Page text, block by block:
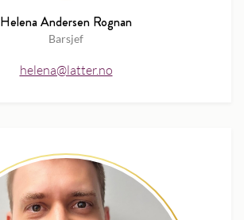
Helena Andersen Rognan
Barsjef
helena@latter.no